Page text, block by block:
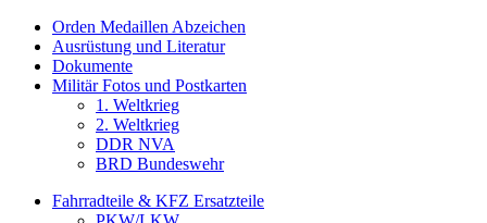
Orden Medaillen Abzeichen
Ausrüstung und Literatur
Dokumente
Militär Fotos und Postkarten
1. Weltkrieg
2. Weltkrieg
DDR NVA
BRD Bundeswehr
Fahrradteile & KFZ Ersatzteile